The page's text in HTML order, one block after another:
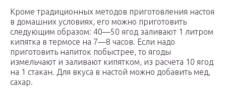
Кроме традиционных методов приготовления настоя
в домашних условиях, его можно приготовить
следующим образом: 40—50 ягод заливают 1 литром
кипятка в термосе на 7—8 часов. Если надо
приготовить напиток побыстрее, то ягоды
измельчают и заливают кипятком, из расчета 10 ягод
на 1 стакан. Для вкуса в настой можно добавить мед,
сахар.